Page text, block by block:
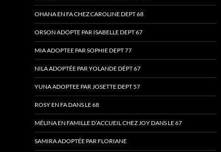
OHANA EN FA CHEZ CAROLINE DEPT 68
ORSON ADOPTE PAR ISABELLE DEPT 67
MIA ADOPTEE PAR SOPHIE DEPT 77
NILA ADOPTÉE PAR YOLANDE DÉPT 67
YUNA ADOPTEE PAR JOSETTE DEPT 57
ROSY EN FA DANS LE 68
MÉLINA EN FAMILLE D’ACCUEIL CHEZ JOY DANS LE 67
SAMIRA ADOPTÉE PAR FLORIANE